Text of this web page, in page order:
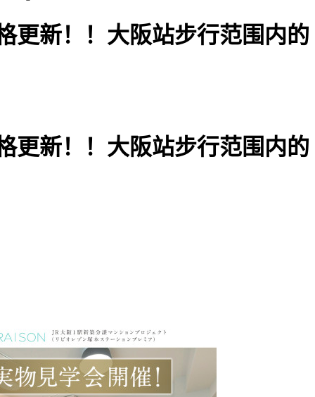
更新！！大阪站步行范围内的
更新！！大阪站步行范围内的